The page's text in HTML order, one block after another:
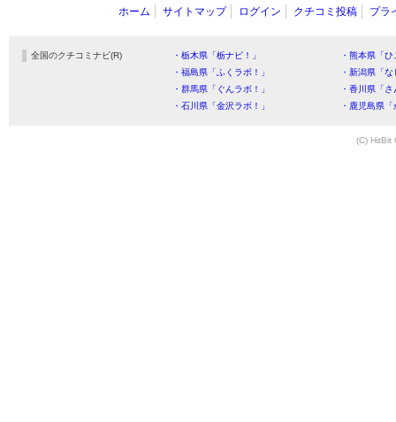
ホーム サイトマップ ログイン クチコミ投稿 プラ
全国のクチコミナビ(R) ・栃木県「栃ナビ！」
・熊本県「
・福島県「ふくラボ！」
・新潟県「
・群馬県「ぐんラボ！」
・香川県「
・石川県「金沢ラボ！」
・鹿児島県
(C) HitBit